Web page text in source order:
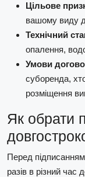
Цільове
вашому виду
Технічний
опалення,
Умови
суборенда,
розміщення
Як обрати
Перед підписанням
разів в різний час